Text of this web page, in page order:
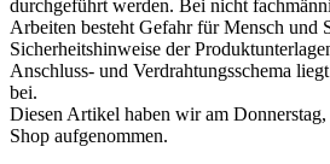
durchgeführt werden. Bei nicht
Arbeiten besteht Gefahr für Mensch und
Sicherheitshinweise der
Anschluss- und Verdrahtungsschema
bei.
Diesen Artikel haben wir am
Shop aufgenommen.